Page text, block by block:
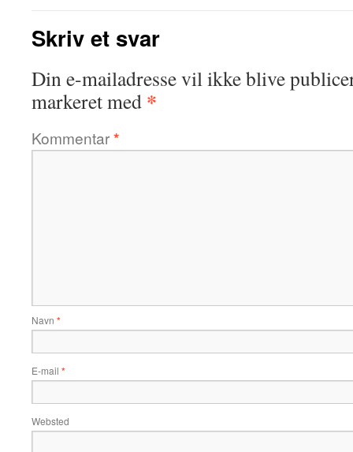
Skriv et svar
Din e-mailadresse vil ikke blive
markeret med *
Kommentar*
Navn *
E-mail *
Websted